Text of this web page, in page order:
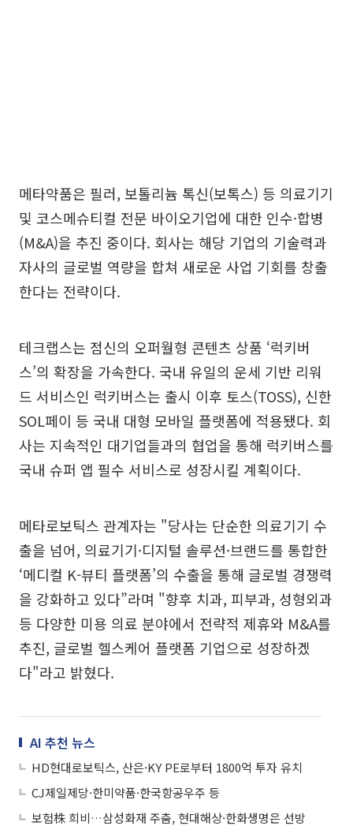
메타약품은 필러, 보톨리늄 톡신(보톡스) 등 의료기기
및 코스메슈티컬 전문 바이오기업에 대한 인수·합병
(M&A)을 추진 중이다. 회사는 해당 기업의 기술력과
자사의 글로벌 역량을 합쳐 새로운 사업 기회를 창출
한다는 전략이다.
테크랩스는 점신의 오퍼월형 콘텐츠 상품 ‘럭키버
스’의 확장을 가속한다. 국내 유일의 운세 기반 리워
드 서비스인 럭키버스는 출시 이후 토스(TOSS), 신한
SOL페이 등 국내 대형 모바일 플랫폼에 적용됐다. 회
사는 지속적인 대기업들과의 협업을 통해 럭키버스를
국내 슈퍼 앱 필수 서비스로 성장시킬 계획이다.
메타로보틱스 관계자는 "당사는 단순한 의료기기 수
출을 넘어, 의료기기·디지털 솔루션·브랜드를 통합한
‘메디컬 K-뷰티 플랫폼’의 수출을 통해 글로벌 경쟁력
을 강화하고 있다”라며 "향후 치과, 피부과, 성형외과
등 다양한 미용 의료 분야에서 전략적 제휴와 M&A를
추진, 글로벌 헬스케어 플랫폼 기업으로 성장하겠
다"라고 밝혔다.
AI 추천 뉴스
HD현대로보틱스, 산은·KY PE로부터 1800억 투자 유치
CJ제일제당·한미약품·한국항공우주 등
보험株 희비…삼성화재 주춤, 현대해상·한화생명은 선방